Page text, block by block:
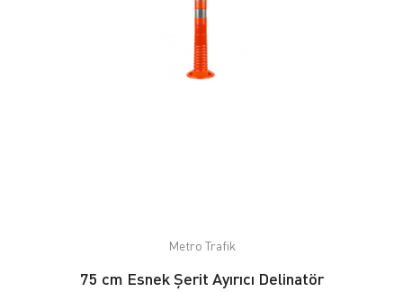
Metro Trafik
75 cm Esnek Şerit Ayırıcı Delinatör